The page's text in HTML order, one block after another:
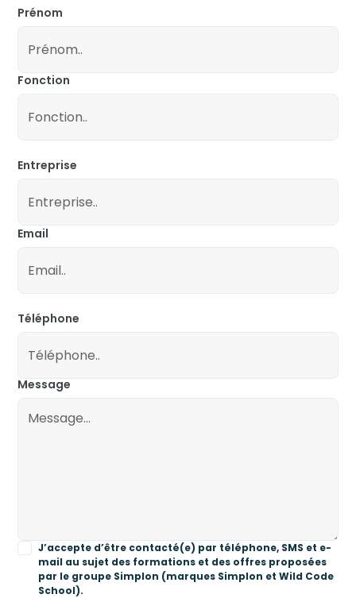
Prénom
Fonction
Entreprise
Email
Téléphone
Message
J’accepte d’être contacté(e) par téléphone, SMS et e-
mail au sujet des formations et des offres proposées
par le groupe Simplon (marques Simplon et Wild Code
School).